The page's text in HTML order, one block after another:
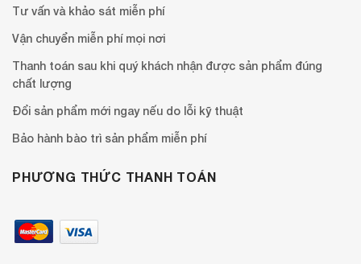
Tư vấn và khảo sát miễn phí
Vận chuyển miễn phí mọi nơi
Thanh toán sau khi quý khách nhận được sản phẩm đúng
chất lượng
Đổi sản phẩm mới ngay nếu do lỗi kỹ thuật
Bảo hành bào trì sản phẩm miễn phí
PHƯƠNG THỨC THANH TOÁN